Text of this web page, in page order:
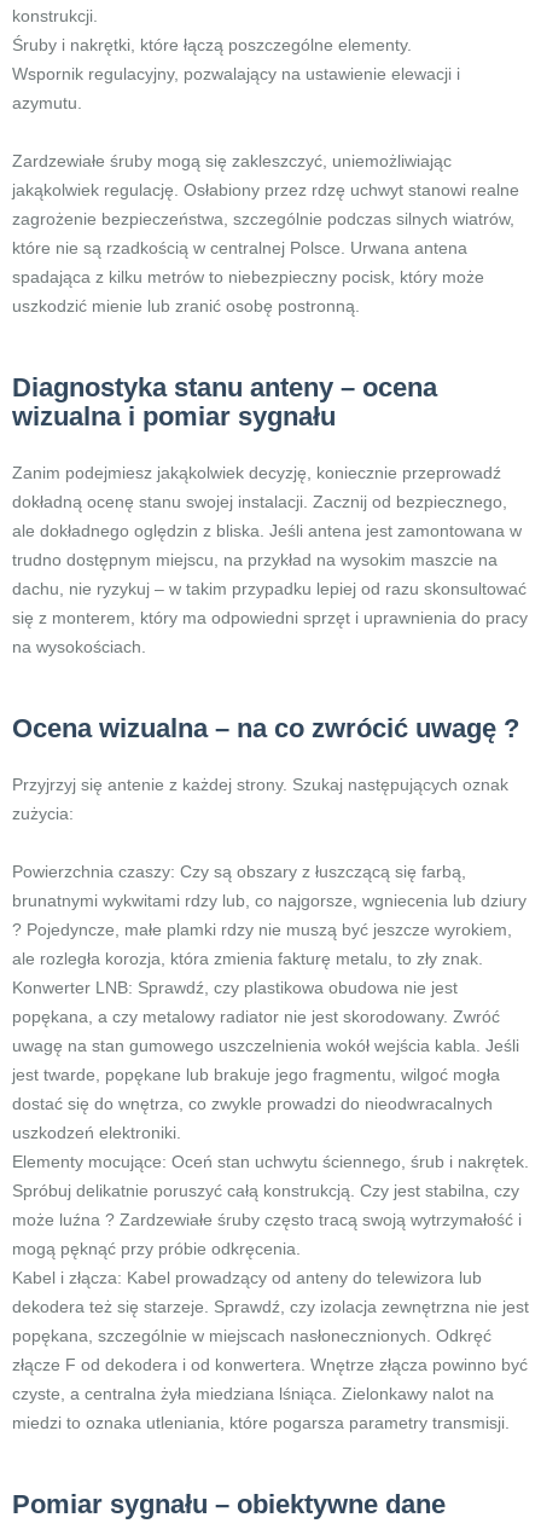
konstrukcji.
Śruby i nakrętki, które łączą poszczególne elementy.
Wspornik regulacyjny, pozwalający na ustawienie elewacji i
azymutu.
Zardzewiałe śruby mogą się zakleszczyć, uniemożliwiając
jakąkolwiek regulację. Osłabiony przez rdzę uchwyt stanowi realne
zagrożenie bezpieczeństwa, szczególnie podczas silnych wiatrów,
które nie są rzadkością w centralnej Polsce. Urwana antena
spadająca z kilku metrów to niebezpieczny pocisk, który może
uszkodzić mienie lub zranić osobę postronną.
Diagnostyka stanu anteny – ocena
wizualna i pomiar sygnału
Zanim podejmiesz jakąkolwiek decyzję, koniecznie przeprowadź
dokładną ocenę stanu swojej instalacji. Zacznij od bezpiecznego,
ale dokładnego oględzin z bliska. Jeśli antena jest zamontowana w
trudno dostępnym miejscu, na przykład na wysokim maszcie na
dachu, nie ryzykuj – w takim przypadku lepiej od razu skonsultować
się z monterem, który ma odpowiedni sprzęt i uprawnienia do pracy
na wysokościach.
Ocena wizualna – na co zwrócić uwagę ?
Przyjrzyj się antenie z każdej strony. Szukaj następujących oznak
zużycia:
Powierzchnia czaszy: Czy są obszary z łuszczącą się farbą,
brunatnymi wykwitami rdzy lub, co najgorsze, wgniecenia lub dziury
? Pojedyncze, małe plamki rdzy nie muszą być jeszcze wyrokiem,
ale rozległa korozja, która zmienia fakturę metalu, to zły znak.
Konwerter LNB: Sprawdź, czy plastikowa obudowa nie jest
popękana, a czy metalowy radiator nie jest skorodowany. Zwróć
uwagę na stan gumowego uszczelnienia wokół wejścia kabla. Jeśli
jest twarde, popękane lub brakuje jego fragmentu, wilgoć mogła
dostać się do wnętrza, co zwykle prowadzi do nieodwracalnych
uszkodzeń elektroniki.
Elementy mocujące: Oceń stan uchwytu ściennego, śrub i nakrętek.
Spróbuj delikatnie poruszyć całą konstrukcją. Czy jest stabilna, czy
może luźna ? Zardzewiałe śruby często tracą swoją wytrzymałość i
mogą pęknąć przy próbie odkręcenia.
Kabel i złącza: Kabel prowadzący od anteny do telewizora lub
dekodera też się starzeje. Sprawdź, czy izolacja zewnętrzna nie jest
popękana, szczególnie w miejscach nasłonecznionych. Odkręć
złącze F od dekodera i od konwertera. Wnętrze złącza powinno być
czyste, a centralna żyła miedziana lśniąca. Zielonkawy nalot na
miedzi to oznaka utleniania, które pogarsza parametry transmisji.
Pomiar sygnału – obiektywne dane